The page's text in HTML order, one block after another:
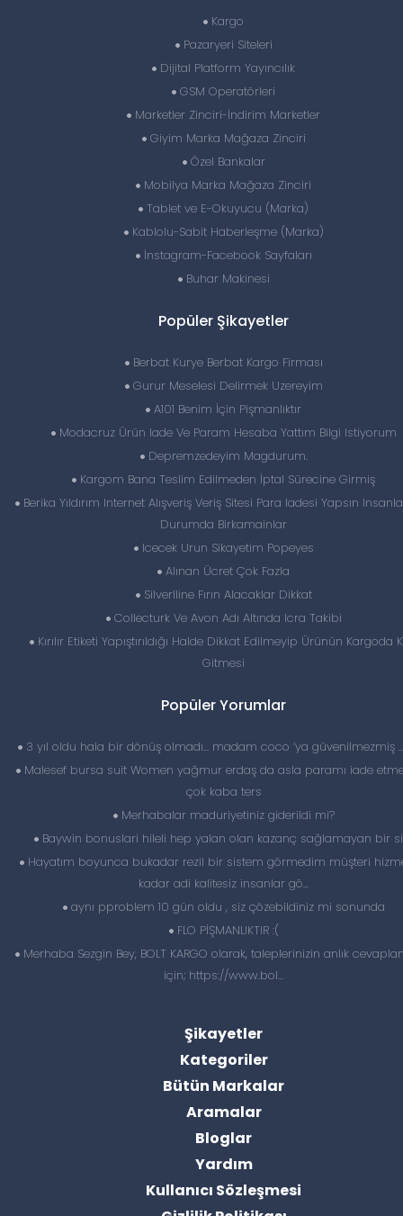
Kargo
Pazaryeri Siteleri
Dijital Platform Yayıncılık
GSM Operatörleri
Marketler Zinciri-İndirim Marketler
Giyim Marka Mağaza Zinciri
Özel Bankalar
Mobilya Marka Mağaza Zinciri
Tablet ve E-Okuyucu (Marka)
Kablolu-Sabit Haberleşme (Marka)
İnstagram-Facebook Sayfaları
Buhar Makinesi
Popüler Şikayetler
Berbat Kurye Berbat Kargo Firması
Gurur Meselesi Delirmek Uzereyim
A101 Benim İçin Pişmanlıktır
Modacruz Ürün Iade Ve Param Hesaba Yattım Bilgi Istiyorum
Depremzedeyim Magdurum.
Kargom Bana Teslim Edilmeden İptal Sürecine Girmiş
Berika Yıldırım Internet Alışveriş Veriş Sitesi Para Iadesi Yapsın
Durumda Birkamainlar
Icecek Urun Sikayetim Popeyes
Alınan Ücret Çok Fazla
Silverlline Fırın Alacaklar Dikkat
Collecturk Ve Avon Adı Altında Icra Takibi
Kırılır Etiketi Yapıştırıldığı Halde Dikkat Edilmeyip Ürünün Kargoda
Gitmesi
Popüler Yorumlar
3 yıl oldu hala bir dönüş olmadı… madam coco ‘ya güvenilmezmiş
Malesef bursa suit Women yağmur erdaş da asla paramı iade
çok kaba ters
Merhabalar maduriyetiniz giderildi mi?
Baywin bonuslari hileli hep yalan olan kazanç sağlamayan bir
Hayatım boyunca bukadar rezil bir sistem görmedim müşteri
kadar adi kalitesiz insanlar gö...
aynı pproblem 10 gün oldu , siz çözebildiniz mi sonunda
FLO PİŞMANLIKTIR :(
Merhaba Sezgin Bey, BOLT KARGO olarak, taleplerinizin anlık
için; https://www.bol...
Şikayetler
Kategoriler
Bütün Markalar
Aramalar
Bloglar
Yardım
Kullanıcı Sözleşmesi